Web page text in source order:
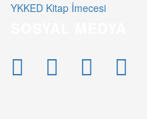
YKKED Kitap İmecesi